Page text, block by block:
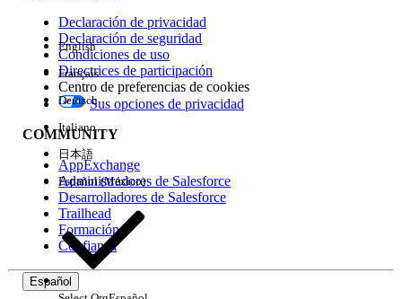
Edición
Experiencia
Declaración de privacidad
Declaración de seguridad
Condiciones de uso
Directrices de participación
Centro de preferencias de cookies
Sus opciones de privacidad
COMMUNITY
AppExchange
Administradores de Salesforce
Desarrolladores de Salesforce
Trailhead
Formación
Confianza
Español
English
Français
Deutsch
Italiano
日本語
Español (México)